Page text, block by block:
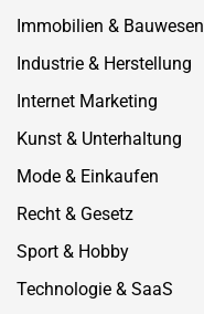
Immobilien & Bauwesen
Industrie & Herstellung
Internet Marketing
Kunst & Unterhaltung
Mode & Einkaufen
Recht & Gesetz
Sport & Hobby
Technologie & SaaS